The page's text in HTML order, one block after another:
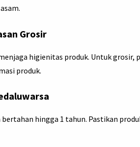
Grosir
higienitas produk. Untuk
produk.
bertahan hingga 1 tahun. Pastikan